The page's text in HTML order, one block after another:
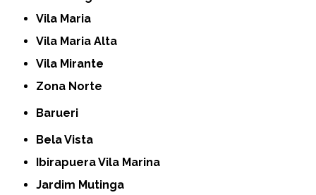
Vila Maria
Vila Maria Alta
Vila Mirante
Zona Norte
Barueri
Bela Vista
Ibirapuera Vila Marina
Jardim Mutinga